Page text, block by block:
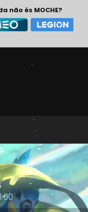
não és MOCHE?